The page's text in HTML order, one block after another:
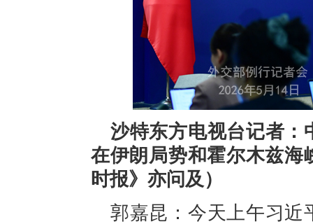
沙特东方电视台记者：
在伊朗局势和霍尔木兹海
时报》亦问及）
郭嘉昆：今天上午习近